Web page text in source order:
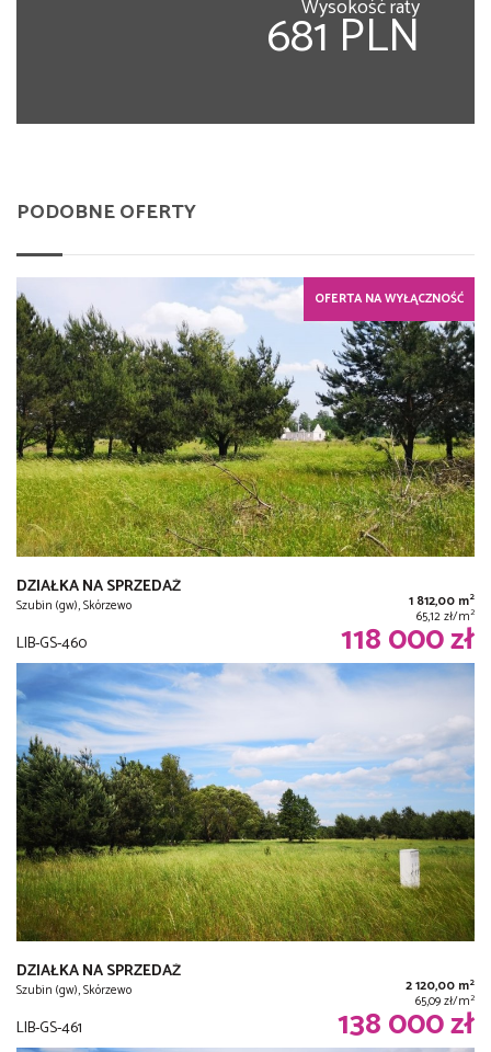
Wysokość raty
681 PLN
PODOBNE OFERTY
OFERTA NA WYŁĄCZNOŚĆ
DZIAŁKA NA SPRZEDAŻ
Szubin (gw), Skórzewo 1 812,00 m2
65,12 zł/m2
LIB-GS-460 118 000 zł
DZIAŁKA NA SPRZEDAŻ
Szubin (gw), Skórzewo 2 120,00 m2
65,09 zł/m2
LIB-GS-461 138 000 zł